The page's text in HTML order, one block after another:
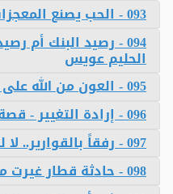
093 - الحب يصنع المعجزات - حدث بالفعل !!
094 - رصيد البنك أم
الحليم عويس
095 - العون من الله على قدر النية
096 - إرادة التغيير - قصة من الحرب العالمية
097 - رفقاً بالقوارير.. لا للذل
098 - حادثة قطار غيرت مستقبل اليابان !